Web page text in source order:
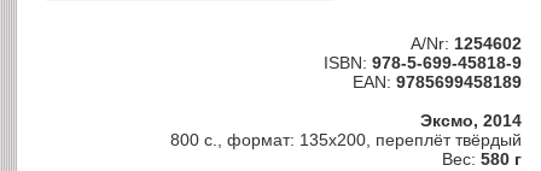
A/Nr: 1254602
ISBN: 978-5-699-45818-9
EAN: 9785699458189
Эксмо, 2014
800 с., формат: 135х200, переплёт твёрдый
Вес: 580 г